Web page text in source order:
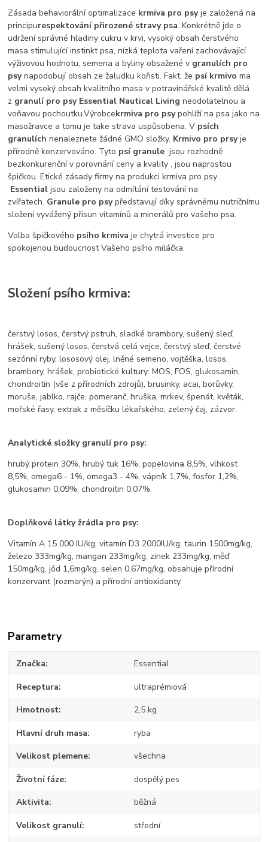
Zásada behaviorální optimalizace krmiva pro psyje založená na
principurespektování přirozené stravy psa. Konkrétně jde o
udržení správné hladiny cukru v krvi, vysoký obsah čerstvého
masa stimulující instinkt psa, nízká teplota vaření zachovávající
výživovou hodnotu, semena a byliny obsažené v granulích pro
psynapodobují obsah ze žaludku kořisti. Fakt, že psí krmivo ma
velmi vysoký obsah kvalitního masa v potravinářské kvalitě dělá
z granulí pro psy Essential Nautical Living neodolatelnou a
voňavou pochoutku.Výrobcekrmiva pro psypohlíží na psa jako na
masožravce a tomu je take strava uspůsobena. V psích
granulích nenaleznete žádné GMO složky. Krmivo pro prsyje
přírodně konzervováno. Tyto psí granule jsou rozhodně
bezkonkurenční v porovnání ceny a kvality , jsou naprostou
špičkou. Etické zásady firmy na produkci krmiva pro psy
Essential jsou založeny na odmítání testování na
zvířatech. Granule pro psypředstavují díky správnému nutričnímu
složení vyvážený přísun vitamínů a minerálů pro vašeho psa.
Volba špičkového psího krmiva je chytrá investice pro
spokojenou budoucnost Vašeho psího miláčka.
Složení psího krmiva:
čerstvý losos, čerstvý pstruh, sladké brambory, sušený sleď,
hrášek, sušený losos, čerstvá celá vejce, čerstvý sleď, čerstvé
sezónní ryby, lososový olej, lněné semeno, vojtěška, losos,
brambory, hrášek, probiotické kultury: MOS, FOS, glukosamin,
chondroitin (vše z přírodních zdrojů), brusinky, acai, borůvky,
moruše, jablko, rajče, pomeranč, hruška, mrkev, špenát, květák,
mořské řasy, extrak z měsíčku lékařského, zelený čaj, zázvor.
Analytické složky granulí pro psy:
hrubý protein 30%, hrubý tuk 16%, popelovina 8,5%, vlhkost
8,5%, omega6 - 1%, omega3 - 4%, vápník 1,7%, fosfor 1,2%,
glukosamin 0,09%, chondroitin 0,07%.
Doplňkové látky žrádla pro psy:
Vitamín A 15 000 IU/kg, vitamín D3 2000IU/kg, taurin 1500mg/kg,
železo 333mg/kg, mangan 233mg/kg, zinek 233mg/kg, měď
150mg/kg, jód 1,6mg/kg, selen 0,67mg/kg, obsahuje přírodní
konzervant (rozmarýn) a přírodní antioxidanty.
Parametry
Značka Essential
Receptura ultraprémiová
Hmotnost 2,5 kg
Hlavní druh masa ryba
Velikost plemene všechna
Životní fáze dospělý pes
Aktivita běžná
Velikost granulí střední